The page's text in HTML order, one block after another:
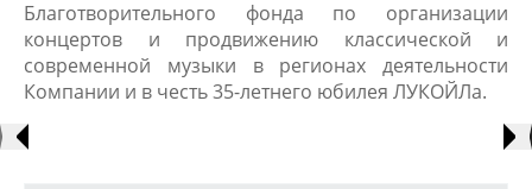
Благотворительного фонда по организации
концертов и продвижению классической и
современной музыки в регионах деятельности
Компании и в честь 35-летнего юбилея ЛУКОЙЛа.​